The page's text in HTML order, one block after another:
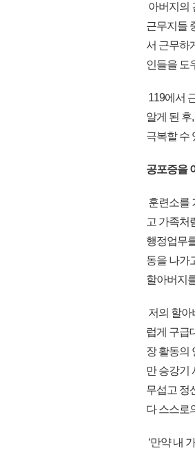
아버지의
근무지들
서 근무하
인들을 도
119에서
알게 된
극복할 수
공포증을
훈련소를
고 가족처
행정업무
동을 나가
할아버지
저의 할아
럽게 구급
장 활동의
만 승강기
무섭고 정
다 스스로
‘만약 내